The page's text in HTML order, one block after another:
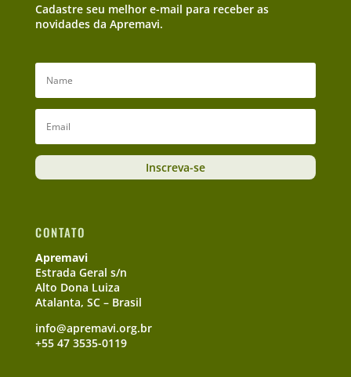
Cadastre seu melhor e-mail para receber as
novidades da Apremavi.
Inscreva-se
CONTATO
Apremavi
Estrada Geral s/n
Alto Dona Luiza
Atalanta, SC – Brasil
info@apremavi.org.br
+55 47 3535-0119